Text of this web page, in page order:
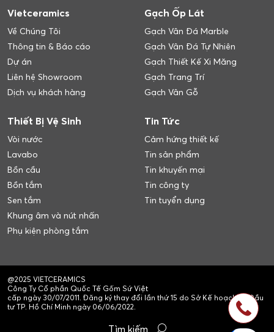
Vietceramics
Về Chúng Tôi
Thông tin & Báo cáo
Dự án
Liên hệ Showroom
Dịch vụ khách hàng
Gạch Ốp Lát
Gạch Vân Đá Marble
Gạch Vân Đá Tự Nhiên
Gạch Thiết Kế Xi Măng
Gạch Trang Trí
Gạch Vân Gỗ
Thiết Bị Vệ Sinh
Vòi nước
Lavabo
Bồn cầu
Bồn tắm
Sen tắm
Khung âm và nút nhấn
Phụ kiện phòng tắm
Tin Tức
Cảm hứng thiết kế
Tin sản phẩm
Tin khuyến mại
Tin công ty
Tin tuyển dụng
@2025 VIETCERAMICS
Công Ty Cổ phần Quốc Tế Gốm Sứ Việt
cấp ngày 30/07/2011. Đăng ký thay đổi lần thứ 15 do Sở Kế hoạch và Đầu
tư TP. Hồ Chí Minh ngày 06/06/2022.
Tìm kiếm